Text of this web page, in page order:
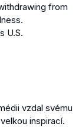
from
U.S.
vzdal svému
inspirací.